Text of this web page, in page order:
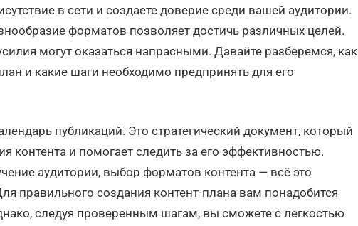
в сети и создаете доверие среди вашей аудитории.
форматов позволяет достичь различных целей.
могут оказаться напрасными. Давайте разберемся, как
и какие шаги необходимо предпринять для его
публикаций. Это стратегический документ, который
контента и помогает следить за его эффективностью.
аудитории, выбор форматов контента — всё это
правильного создания контент-плана вам понадобится
следуя проверенным шагам, вы сможете с легкостью